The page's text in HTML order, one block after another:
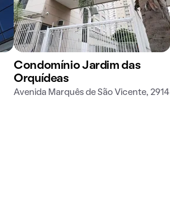
Condomínio Jardim das
Orquídeas
Avenida Marquês de São Vicente, 2914